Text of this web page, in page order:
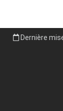
Dernière